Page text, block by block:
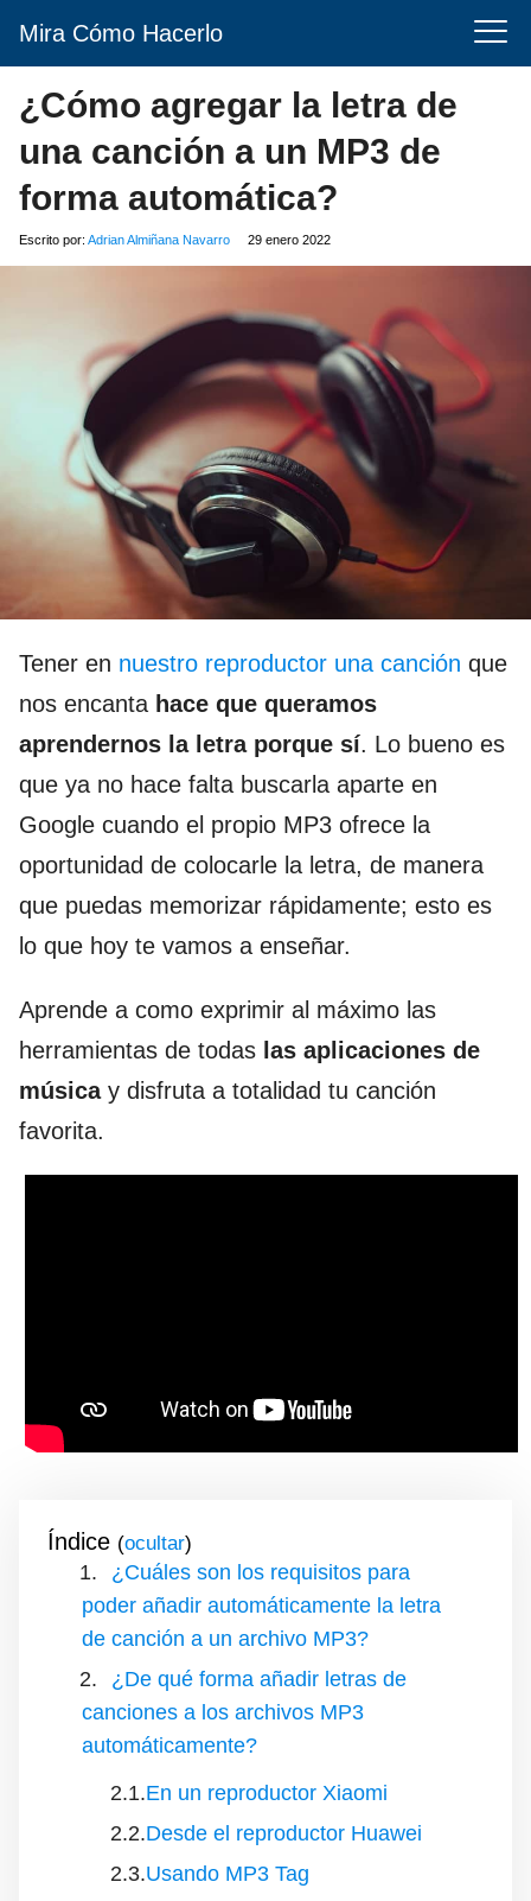
Mira Cómo Hacerlo
¿Cómo agregar la letra de
una canción a un MP3 de
forma automática?
Escrito por: Adrian Almiñana Navarro 29 enero 2022
Tener en nuestro reproductor una canción que
nos encanta hace que queramos
aprendernos la letra porque sí. Lo bueno es
que ya no hace falta buscarla aparte en
Google cuando el propio MP3 ofrece la
oportunidad de colocarle la letra, de manera
que puedas memorizar rápidamente; esto es
lo que hoy te vamos a enseñar.
Aprende a como exprimir al máximo las
herramientas de todas las aplicaciones de
músicay disfruta a totalidad tu canción
favorita.
Índice ( )
¿Cuáles son los requisitos para
poder añadir automáticamente la letra
de canción a un archivo MP3?
¿De qué forma añadir letras de
canciones a los archivos MP3
automáticamente?
En un reproductor Xiaomi
Desde el reproductor Huawei
Usando MP3 Tag